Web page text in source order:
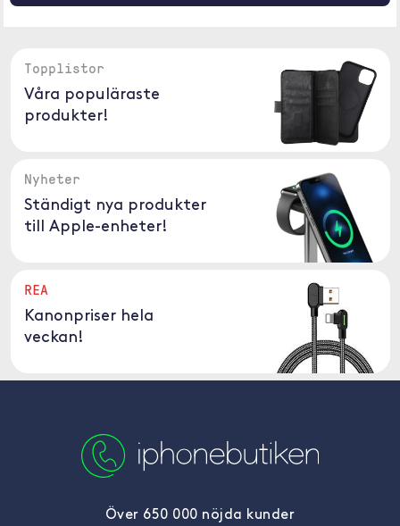
Topplistor
Våra populäraste
produkter!
Nyheter
Ständigt nya produkter
till Apple-enheter!
REA
Kanonpriser hela
veckan!
Över 650 000 nöjda kunder